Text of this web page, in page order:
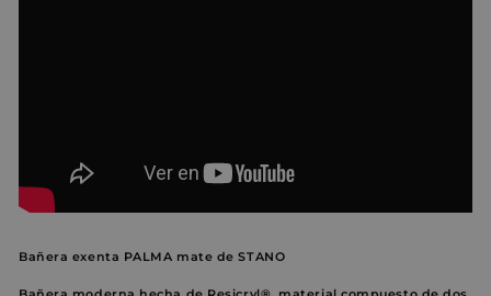
Bañera exenta PALMA mate de STANO